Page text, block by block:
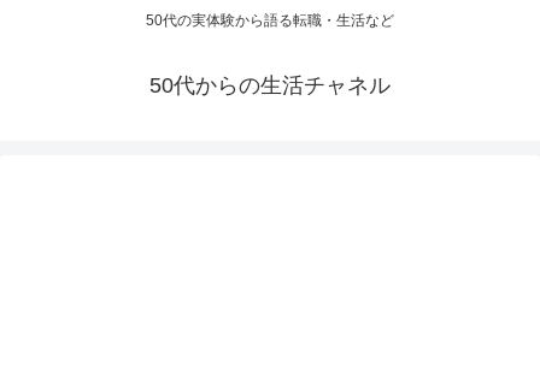
50代の実体験から語る転職・生活など
50代からの生活チャネル